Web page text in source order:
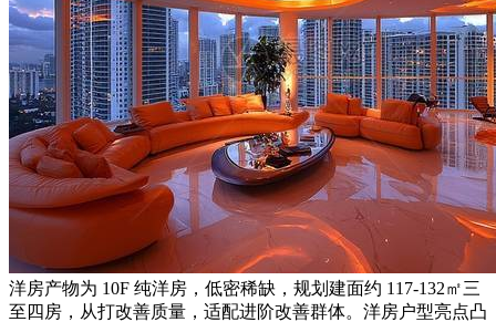
洋房产物为 10F 纯洋房，低密稀缺，规划建面约 117-132㎡三
至四房，从打改善质量，适配进阶改善群体。洋房户型亮点凸